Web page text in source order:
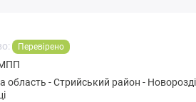
Перевірено
область -Стрийський район -